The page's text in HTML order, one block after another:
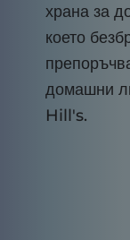
храна за
което
домашни
Hill's.